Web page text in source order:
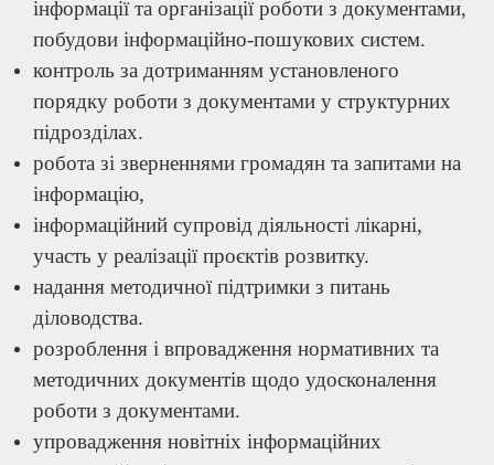
інформації та організації роботи з документами,
побудови інформаційно-пошукових систем.
контроль за дотриманням установленого
порядку роботи з документами у структурних
підрозділах.
робота зі зверненнями громадян та запитами на
інформацію,
інформаційний супровід діяльності лікарні,
участь у реалізації проєктів розвитку.
надання методичної підтримки з питань
діловодства.
розроблення і впровадження нормативних та
методичних документів щодо удосконалення
роботи з документами.
упровадження новітніх інформаційних